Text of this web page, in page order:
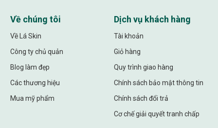
Về chúng tôi
Về Lá Skin
Công ty chủ quản
Blog làm đẹp
Các thương hiệu
Mua mỹ phẩm
Dịch vụ khách hàng
Tài khoản
Giỏ hàng
Quy trình giao hàng
Chính sách bảo mật thông tin
Chính sách đổi trả
Cơ chế giải quyết tranh chấp